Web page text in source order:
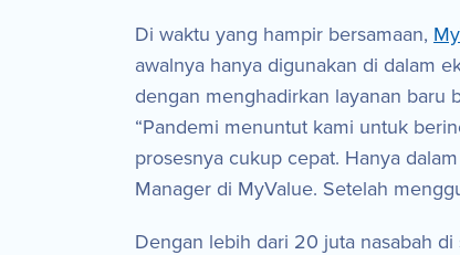
Di waktu yang hampir bersamaan,
awalnya hanya digunakan di dalam
dengan menghadirkan layanan baru
“Pandemi menuntut kami untuk
prosesnya cukup cepat. Hanya
Manager di MyValue. Setelah
Dengan lebih dari 20 juta nasabah